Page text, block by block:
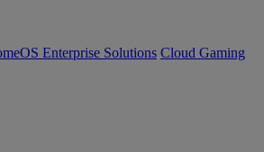
Enterprise Solutions Cloud Gaming